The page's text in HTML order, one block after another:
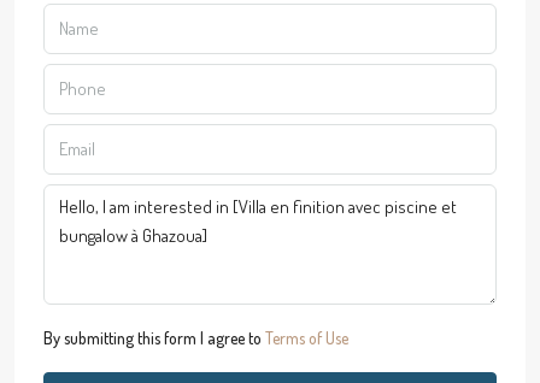
By submitting this form I agree to Terms of Use